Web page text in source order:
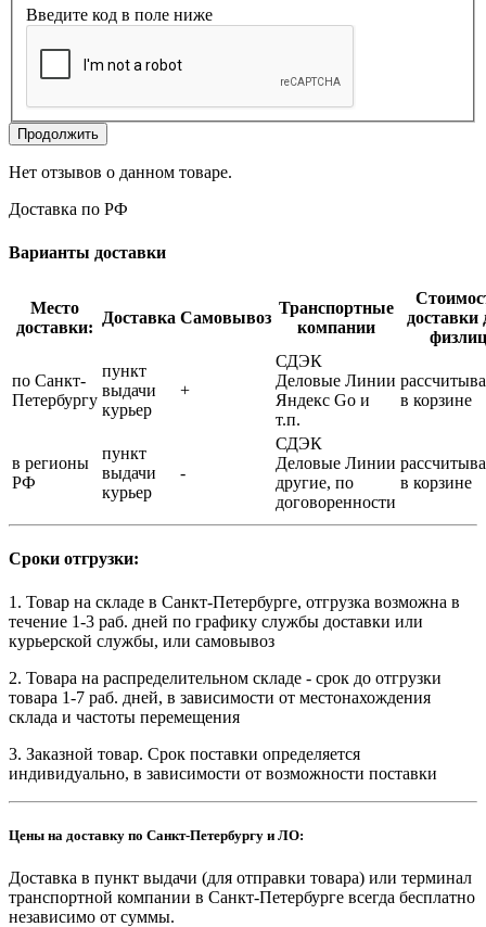
Введите код в поле ниже
Продолжить
Нет отзывов о данном товаре.
Доставка по РФ
Варианты доставки
Место
доставки:
Доставка Самовывоз
Транспортные
компании
доставки
физлиц
по Санкт-
Петербургу
пункт
выдачи
курьер
+
СДЭК
Деловые Линии
Яндекс Go и
т.п.
в корзине
в регионы
РФ
пункт
выдачи
курьер
-
СДЭК
Деловые Линии
другие, по
договоренности
в корзине
Сроки отгрузки:
1. Товар на складе в Санкт-Петербурге, отгрузка возможна в
течение 1-3 раб. дней по графику службы доставки или
курьерской службы, или самовывоз
2. Товара на распределительном складе - срок до отгрузки
товара 1-7 раб. дней, в зависимости от местонахождения
склада и частоты перемещения
3. Заказной товар. Срок поставки определяется
индивидуально, в зависимости от возможности поставки
Цены на доставку по Санкт-Петербургу и ЛО:
Доставка в пункт выдачи (для отправки товара) или терминал
транспортной компании в Санкт-Петербурге всегда бесплатно
независимо от суммы.